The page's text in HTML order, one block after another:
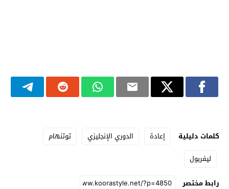
كلمات دليلية إعادة الدوري الإنجليزي
توتنهام
ليفربول
رابط مختصر